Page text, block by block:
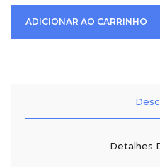
ADICIONAR AO CARRINHO
Detalhes